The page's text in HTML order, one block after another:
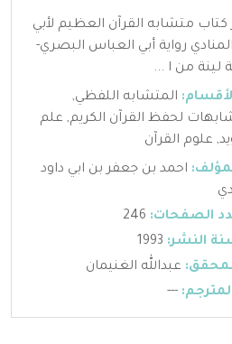
كتاب متشابه القرآن العظيم لأبي
رواية أبي العباس البصري-
لينة من ا ...
المتشابه اللفظي,
لحفظ القرآن الكريم, علم
, علوم القرآن
احمد بن جعفر بن ابي داود
الصفحات:
النشر:
عبدالله الغنيمان
---